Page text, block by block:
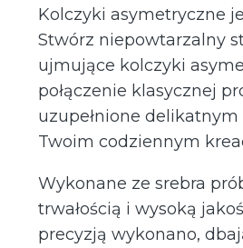
Kolczyki asymetryczne
Stwórz niepowtarzalny
ujmujące kolczyki
połączenie klasycznej
uzupełnione
Twoim codziennym
Wykonane ze srebra
trwałością i wysoką
precyzją wykonano,